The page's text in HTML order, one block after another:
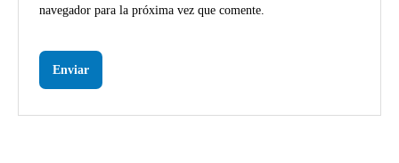
navegador para la próxima vez que comente.